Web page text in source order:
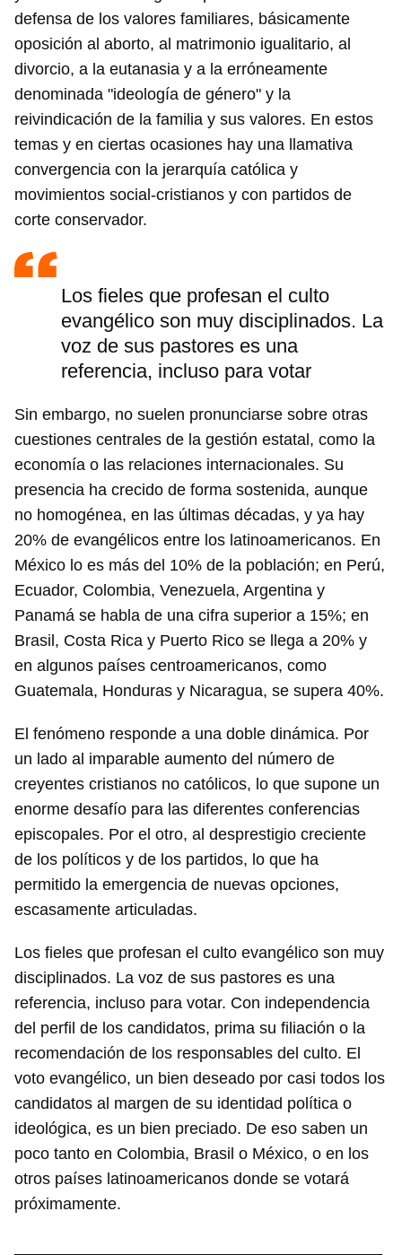
defensa de los valores familiares, básicamente
oposición al aborto, al matrimonio igualitario, al
divorcio, a la eutanasia y a la erróneamente
denominada "ideología de género" y la
reivindicación de la familia y sus valores. En estos
temas y en ciertas ocasiones hay una llamativa
convergencia con la jerarquía católica y
movimientos social-cristianos y con partidos de
corte conservador.
Los fieles que profesan el culto
evangélico son muy disciplinados. La
voz de sus pastores es una
referencia, incluso para votar
Sin embargo, no suelen pronunciarse sobre otras
cuestiones centrales de la gestión estatal, como la
economía o las relaciones internacionales. Su
presencia ha crecido de forma sostenida, aunque
no homogénea, en las últimas décadas, y ya hay
20% de evangélicos entre los latinoamericanos. En
México lo es más del 10% de la población; en Perú,
Ecuador, Colombia, Venezuela, Argentina y
Panamá se habla de una cifra superior a 15%; en
Brasil, Costa Rica y Puerto Rico se llega a 20% y
en algunos países centroamericanos, como
Guatemala, Honduras y Nicaragua, se supera 40%.
El fenómeno responde a una doble dinámica. Por
un lado al imparable aumento del número de
creyentes cristianos no católicos, lo que supone un
enorme desafío para las diferentes conferencias
episcopales. Por el otro, al desprestigio creciente
de los políticos y de los partidos, lo que ha
permitido la emergencia de nuevas opciones,
escasamente articuladas.
Los fieles que profesan el culto evangélico son muy
disciplinados. La voz de sus pastores es una
referencia, incluso para votar. Con independencia
del perfil de los candidatos, prima su filiación o la
recomendación de los responsables del culto. El
voto evangélico, un bien deseado por casi todos los
candidatos al margen de su identidad política o
ideológica, es un bien preciado. De eso saben un
poco tanto en Colombia, Brasil o México, o en los
otros países latinoamericanos donde se votará
próximamente.